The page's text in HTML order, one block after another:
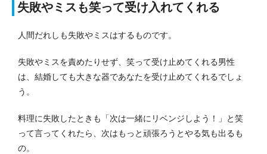
失敗やミスも笑って受け入れてくれる
人間だれしも失敗やミスはするものです。
失敗やミスを責めたりせず、笑って受け止めてくれる男性
は、結婚しても大きな器であなたを受け止めてくれるでしょ
う。
料理に失敗したときも「次は一緒にリベンジしよう！」と笑
って言ってくれたら、次はもっと頑張ろうとやる気も出るも
の。